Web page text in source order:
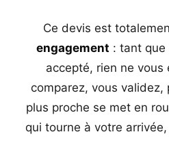
Ce devis est
engagement : tant que
accepté, rien ne vous
comparez, vous validez,
plus proche se met en
qui tourne à votre